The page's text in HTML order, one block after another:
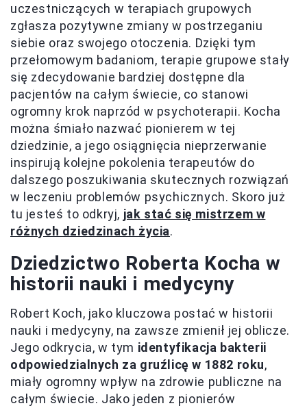
uczestniczących w terapiach grupowych
zgłasza pozytywne zmiany w postrzeganiu
siebie oraz swojego otoczenia. Dzięki tym
przełomowym badaniom, terapie grupowe stały
się zdecydowanie bardziej dostępne dla
pacjentów na całym świecie, co stanowi
ogromny krok naprzód w psychoterapii. Kocha
można śmiało nazwać pionierem w tej
dziedzinie, a jego osiągnięcia nieprzerwanie
inspirują kolejne pokolenia terapeutów do
dalszego poszukiwania skutecznych rozwiązań
w leczeniu problemów psychicznych. Skoro już
tu jesteś to odkryj, jak stać się mistrzem w
różnych dziedzinach życia.
Dziedzictwo Roberta Kocha w
historii nauki i medycyny
Robert Koch, jako kluczowa postać w historii
nauki i medycyny, na zawsze zmienił jej oblicze.
Jego odkrycia, w tym identyfikacja bakterii
odpowiedzialnych za gruźlicę w 1882 roku,
miały ogromny wpływ na zdrowie publiczne na
całym świecie. Jako jeden z pionierów